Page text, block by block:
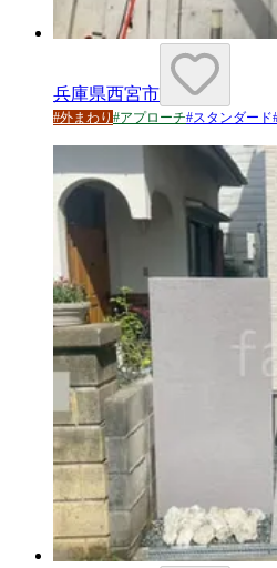
兵庫県西宮市
#外まわり #アプローチ#スタンダード